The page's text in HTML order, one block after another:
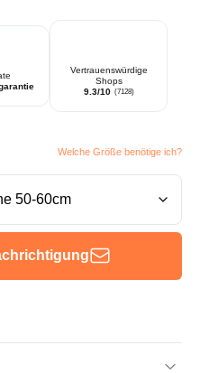
Vertrauenswürdige
Shops
9.3/10 (7128)
Welche Größe benötige ich?